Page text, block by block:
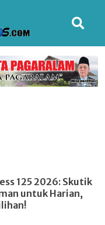
125 2026: Skutik
untuk Harian,